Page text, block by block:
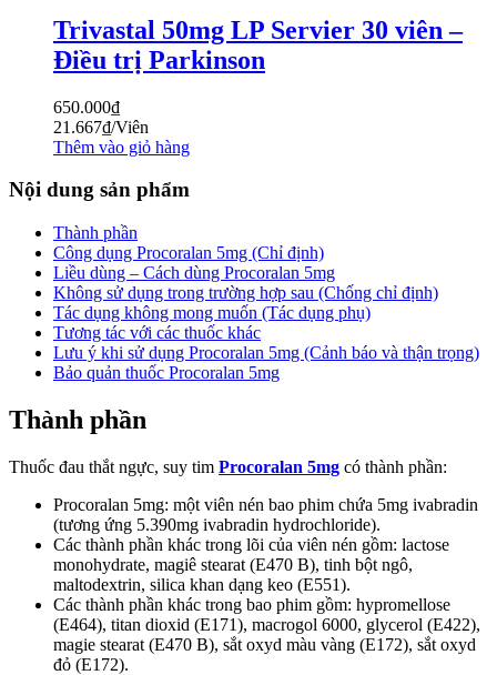
Trivastal 50mg LP Servier 30 viên –
Điều trị Parkinson
650.000₫
21.667₫/Viên
Thêm vào giỏ hàng
Nội dung sản phẩm
Thành phần
Công dụng Procoralan 5mg (Chỉ định)
Liều dùng – Cách dùng Procoralan 5mg
Không sử dụng trong trường hợp sau (Chống chỉ định)
Tác dụng không mong muốn (Tác dụng phụ)
Tương tác với các thuốc khác
Lưu ý khi sử dụng Procoralan 5mg (Cảnh báo và thận trọng)
Bảo quản thuốc Procoralan 5mg
Thành phần
Thuốc đau thắt ngực, suy tim Procoralan 5mg có thành phần:
Procoralan 5mg: một viên nén bao phim chứa 5mg ivabradin
(tương ứng 5.390mg ivabradin hydrochloride).
Các thành phần khác trong lõi của viên nén gồm: lactose
monohydrate, magiê stearat (E470 B), tinh bột ngô,
maltodextrin, silica khan dạng keo (E551).
Các thành phần khác trong bao phim gồm: hypromellose
(E464), titan dioxid (E171), macrogol 6000, glycerol (E422),
magie stearat (E470 B), sắt oxyd màu vàng (E172), sắt oxyd
đỏ (E172).